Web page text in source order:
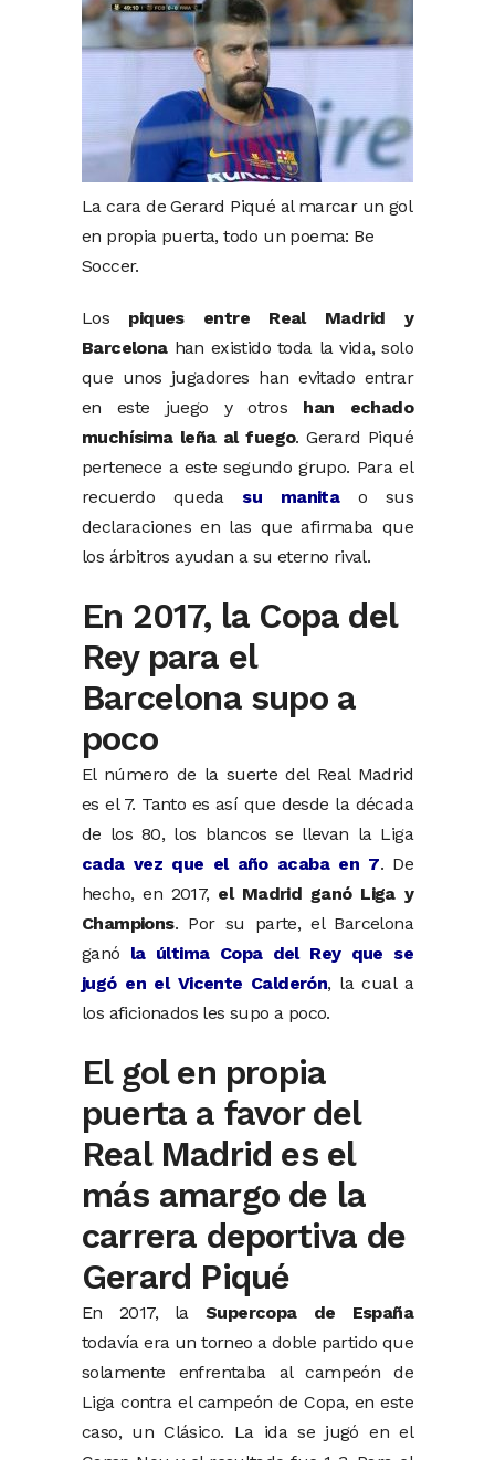
La cara de Gerard Piqué al marcar un gol
en propia puerta, todo un poema: Be
Soccer.
Los piques entre Real Madrid y
Barcelonahan existido toda la vida, solo
que unos jugadores han evitado entrar
en este juego y otros han echado
muchísima leña al fuego. Gerard Piqué
pertenece a este segundo grupo. Para el
recuerdo queda su manitao sus
declaraciones en las que afirmaba que
los árbitros ayudan a su eterno rival.
En 2017, la Copa del
Rey para el
Barcelona supo a
poco
El número de la suerte del Real Madrid
es el 7. Tanto es así que desde la década
de los 80, los blancos se llevan la Liga
cada vez que el año acaba en 7. De
hecho, en 2017, el Madrid ganó Liga y
Champions. Por su parte, el Barcelona
ganó la última Copa del Rey que se
jugó en el Vicente Calderón, la cual a
los aficionados les supo a poco.
El gol en propia
puerta a favor del
Real Madrid es el
más amargo de la
carrera deportiva de
Gerard Piqué
En 2017, la Supercopa de España
todavía era un torneo a doble partido que
solamente enfrentaba al campeón de
Liga contra el campeón de Copa, en este
caso, un Clásico. La ida se jugó en el